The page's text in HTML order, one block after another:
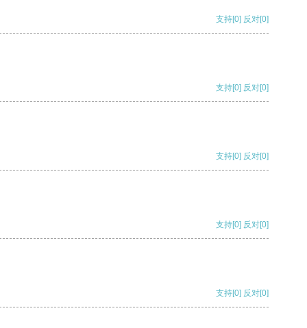
支持[0] 反对[0]
支持[0] 反对[0]
支持[0] 反对[0]
支持[0] 反对[0]
支持[0] 反对[0]